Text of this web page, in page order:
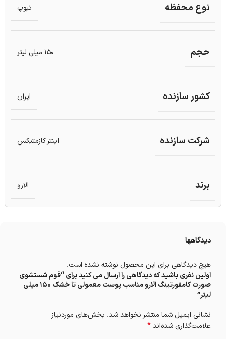
نوع محفظه تیوپ
حجم 150 میلی لیتر
کشور سازنده ایران
شرکت سازنده اینتر کازمتیکس
برند الارو
دیدگاهها
هیچ دیدگاهی برای این محصول نوشته نشده است.
اولین نفری باشید که دیدگاهی را ارسال می کنید برای “فوم شستشوی
صورت کامفورتینگ الارو مناسب پوست معمولی تا خشک 150 میلی
نشانی ایمیل شما منتشر نخواهد شد. بخش‌های موردنیاز
علامت‌گذاری شده‌اند*